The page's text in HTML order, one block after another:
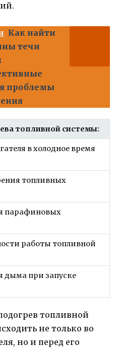
Как найти
течи
проблемы
топливной системы:
в холодное время
топливных
парафиновых
работы топливной
дыма при запуске
топливной
не только во
но и перед его